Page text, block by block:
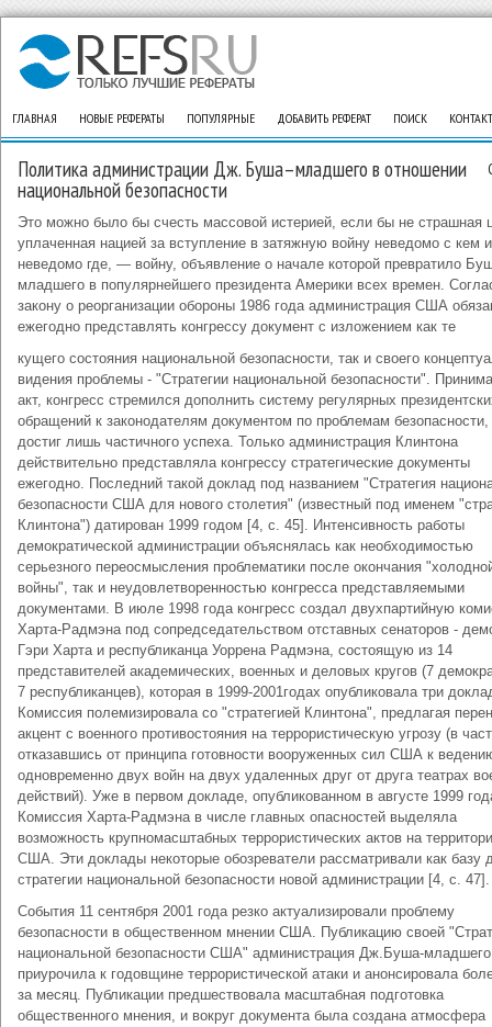
ГЛАВНАЯ НОВЫЕ РЕФЕРАТЫ ПОПУЛЯРНЫЕ ДОБАВИТЬ РЕФЕРАТ ПОИСК
Политика администрации Дж. Буша–младшего в отношении
национальной безопасности
Это можно было бы счесть массовой истерией, если бы не страшная
уплаченная нацией за вступление в затяжную войну неведомо с кем и
неведомо где, — войну, объявление о начале которой превратило
младшего в популярнейшего президента Америки всех времен.
закону о реорганизации обороны 1986 года администрация США
ежегодно представлять конгрессу документ с изложением как те
кущего состояния национальной безопасности, так и своего
видения проблемы - "Стратегии национальной безопасности".
акт, конгресс стремился дополнить систему регулярных
обращений к законодателям документом по проблемам безопасности,
достиг лишь частичного успеха. Только администрация Клинтона
действительно представляла конгрессу стратегические документы
ежегодно. Последний такой доклад под названием "Стратегия
безопасности США для нового столетия" (известный под именем
Клинтона") датирован 1999 годом [4, с. 45]. Интенсивность работы
демократической администрации объяснялась как необходимостью
серьезного переосмысления проблематики после окончания
войны", так и неудовлетворенностью конгресса представляемыми
документами. В июле 1998 года конгресс создал двухпартийную
Харта-Радмэна под сопредседательством отставных сенаторов -
Гэри Харта и республиканца Уоррена Радмэна, состоящую из 14
представителей академических, военных и деловых кругов (7
7 республиканцев), которая в 1999-2001годах опубликовала три
Комиссия полемизировала со "стратегией Клинтона", предлагая
акцент с военного противостояния на террористическую угрозу (в
отказавшись от принципа готовности вооруженных сил США к
одновременно двух войн на двух удаленных друг от друга театрах
действий). Уже в первом докладе, опубликованном в августе 1999
Комиссия Харта-Радмэна в числе главных опасностей выделяла
возможность крупномасштабных террористических актов на
США. Эти доклады некоторые обозреватели рассматривали как базу
стратегии национальной безопасности новой администрации [4, с. 47].
События 11 сентября 2001 года резко актуализировали проблему
безопасности в общественном мнении США. Публикацию своей
национальной безопасности США" администрация Дж.Буша-младшего
приурочила к годовщине террористической атаки и анонсировала
за месяц. Публикации предшествовала масштабная подготовка
общественного мнения, и вокруг документа была создана атмосфера